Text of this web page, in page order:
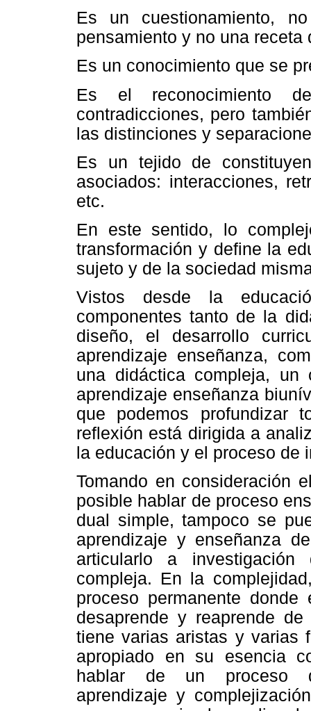
Es un cuestionamiento,
pensamiento y no una receta
Es un conocimiento que se
Es el reconocimiento
contradicciones, pero
las distinciones y
Es un tejido de
asociados: interacciones,
etc.
En este sentido, lo
transformación y define la
sujeto y de la sociedad
Vistos desde la
componentes tanto de la
diseño, el desarrollo
aprendizaje enseñanza,
una didáctica compleja,
aprendizaje enseñanza
que podemos profundizar
reflexión está dirigida a
la educación y el proceso de
Tomando en consideración
posible hablar de proceso
dual simple, tampoco se
aprendizaje y enseñanza
articularlo a
compleja. En la
proceso permanente
desaprende y reaprende
tiene varias aristas y varias
apropiado en su esencia
hablar de un proceso
aprendizaje y